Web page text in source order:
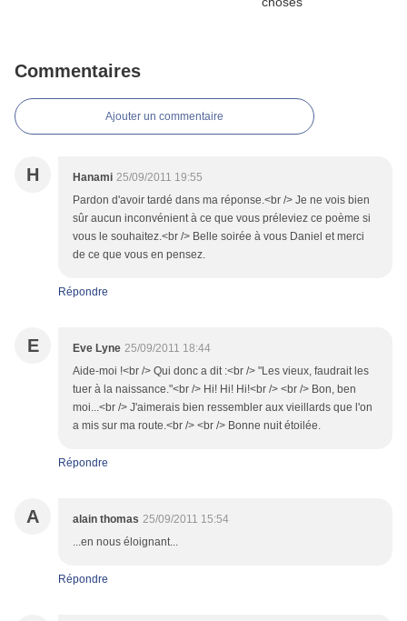
Commentaires
Ajouter un commentaire
H Hanami 25/09/2011 19:55
Pardon d'avoir tardé dans ma réponse.<br /> Je ne vois bien
sûr aucun inconvénient à ce que vous préleviez ce poème si
vous le souhaitez.<br /> Belle soirée à vous Daniel et merci
de ce que vous en pensez.
Répondre
E Eve Lyne 25/09/2011 18:44
Aide-moi !<br /> Qui donc a dit :<br /> "Les vieux, faudrait les
tuer à la naissance."<br /> Hi! Hi! Hi!<br /> <br /> Bon, ben
moi...<br /> J'aimerais bien ressembler aux vieillards que l'on
a mis sur ma route.<br /> <br /> Bonne nuit étoilée.
Répondre
A alain thomas 25/09/2011 15:54
...en nous éloignant...
Répondre